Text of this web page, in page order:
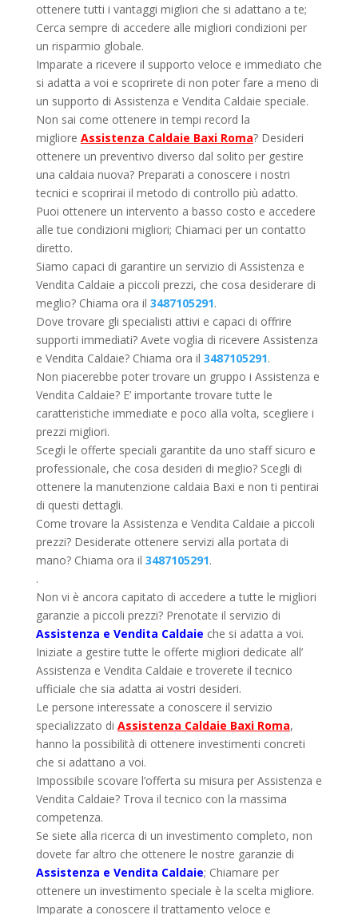
ottenere tutti i vantaggi migliori che si adattano a te;
Cerca sempre di accedere alle migliori condizioni per
un risparmio globale.
Imparate a ricevere il supporto veloce e immediato che
si adatta a voi e scoprirete di non poter fare a meno di
un supporto di Assistenza e Vendita Caldaie speciale.
Non sai come ottenere in tempi record la
migliore Assistenza Caldaie Baxi Roma? Desideri
ottenere un preventivo diverso dal solito per gestire
una caldaia nuova? Preparati a conoscere i nostri
tecnici e scoprirai il metodo di controllo più adatto.
Puoi ottenere un intervento a basso costo e accedere
alle tue condizioni migliori; Chiamaci per un contatto
diretto.
Siamo capaci di garantire un servizio di Assistenza e
Vendita Caldaie a piccoli prezzi, che cosa desiderare di
meglio? Chiama ora il 3487105291.
Dove trovare gli specialisti attivi e capaci di offrire
supporti immediati? Avete voglia di ricevere Assistenza
e Vendita Caldaie? Chiama ora il 3487105291.
Non piacerebbe poter trovare un gruppo i Assistenza e
Vendita Caldaie? E’ importante trovare tutte le
caratteristiche immediate e poco alla volta, scegliere i
prezzi migliori.
Scegli le offerte speciali garantite da uno staff sicuro e
professionale, che cosa desideri di meglio? Scegli di
ottenere la manutenzione caldaia Baxi e non ti pentirai
di questi dettagli.
Come trovare la Assistenza e Vendita Caldaie a piccoli
prezzi? Desiderate ottenere servizi alla portata di
mano? Chiama ora il 3487105291.
.
Non vi è ancora capitato di accedere a tutte le migliori
garanzie a piccoli prezzi? Prenotate il servizio di
Assistenza e Vendita Caldaie che si adatta a voi.
Iniziate a gestire tutte le offerte migliori dedicate all’
Assistenza e Vendita Caldaie e troverete il tecnico
ufficiale che sia adatta ai vostri desideri.
Le persone interessate a conoscere il servizio
specializzato di Assistenza Caldaie Baxi Roma,
hanno la possibilità di ottenere investimenti concreti
che si adattano a voi.
Impossibile scovare l’offerta su misura per Assistenza e
Vendita Caldaie? Trova il tecnico con la massima
competenza.
Se siete alla ricerca di un investimento completo, non
dovete far altro che ottenere le nostre garanzie di
Assistenza e Vendita Caldaie; Chiamare per
ottenere un investimento speciale è la scelta migliore.
Imparate a conoscere il trattamento veloce e